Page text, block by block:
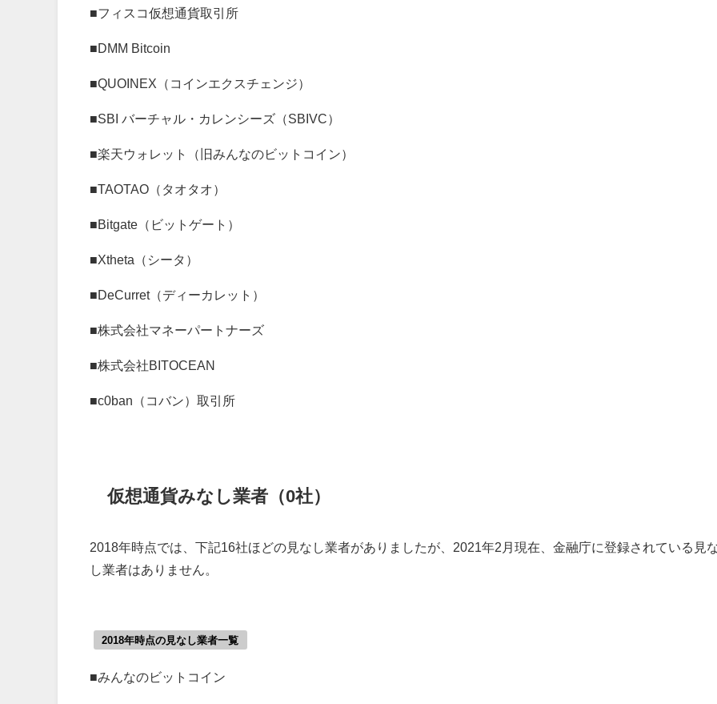
■フィスコ仮想通貨取引所
■DMM Bitcoin
■QUOINEX（コインエクスチェンジ）
■SBI バーチャル・カレンシーズ（SBIVC）
■楽天ウォレット（旧みんなのビットコイン）
■TAOTAO（タオタオ）
■Bitgate（ビットゲート）
■Xtheta（シータ）
■DeCurret（ディーカレット）
■株式会社マネーパートナーズ
■株式会社BITOCEAN
■c0ban（コバン）取引所
仮想通貨みなし業者（0社）
2018年時点では、下記16社ほどの見なし業者がありましたが、2021年2月現在、金融庁に登録されている見
し業者はありません。
2018年時点の見なし業者一覧
■みんなのビットコイン